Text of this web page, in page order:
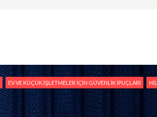
EV VE KÜÇÜK İŞLETMELER İÇIN GÜVENLIK İPUÇLARI